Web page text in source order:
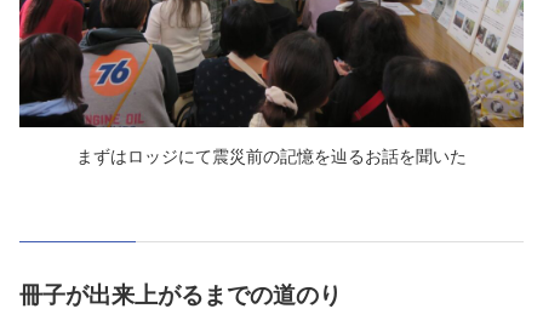
まずはロッジにて震災前の記憶を辿るお話を聞いた
冊子が出来上がるまでの道のり